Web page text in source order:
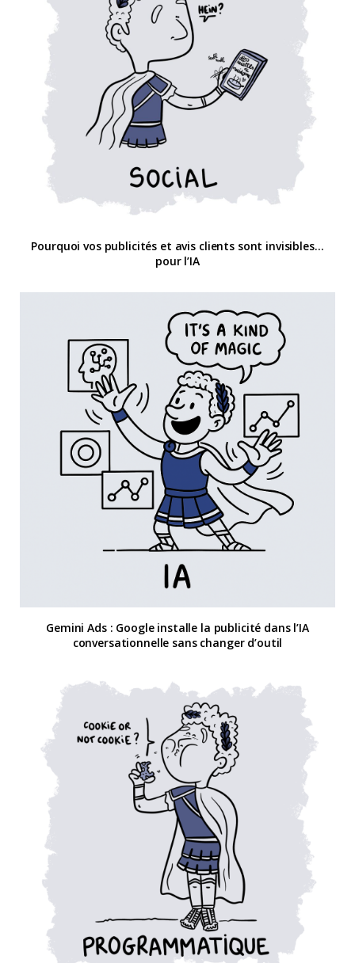
Pourquoi vos publicités et avis clients sont invisibles…
pour l’IA
Gemini Ads : Google installe la publicité dans l’IA
conversationnelle sans changer d’outil